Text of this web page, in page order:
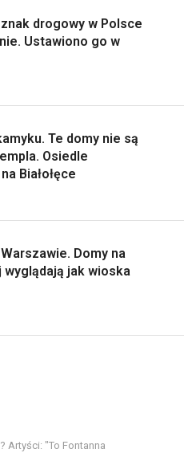
drogowy w Polsce
Ustawiono go w
Te domy nie są
Osiedle
Białołęce
Domy na
jak wioska
Artyści: "To Fontanna